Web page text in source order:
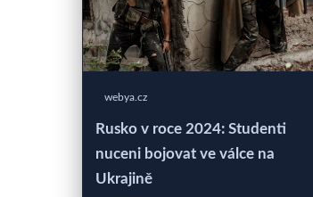
webya.cz
Rusko v roce 2024: Studenti
nuceni bojovat ve válce na
Ukrajině